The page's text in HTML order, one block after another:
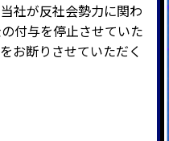
社が反社会勢力に関わ
付与を停止させていた
お断りさせていただく